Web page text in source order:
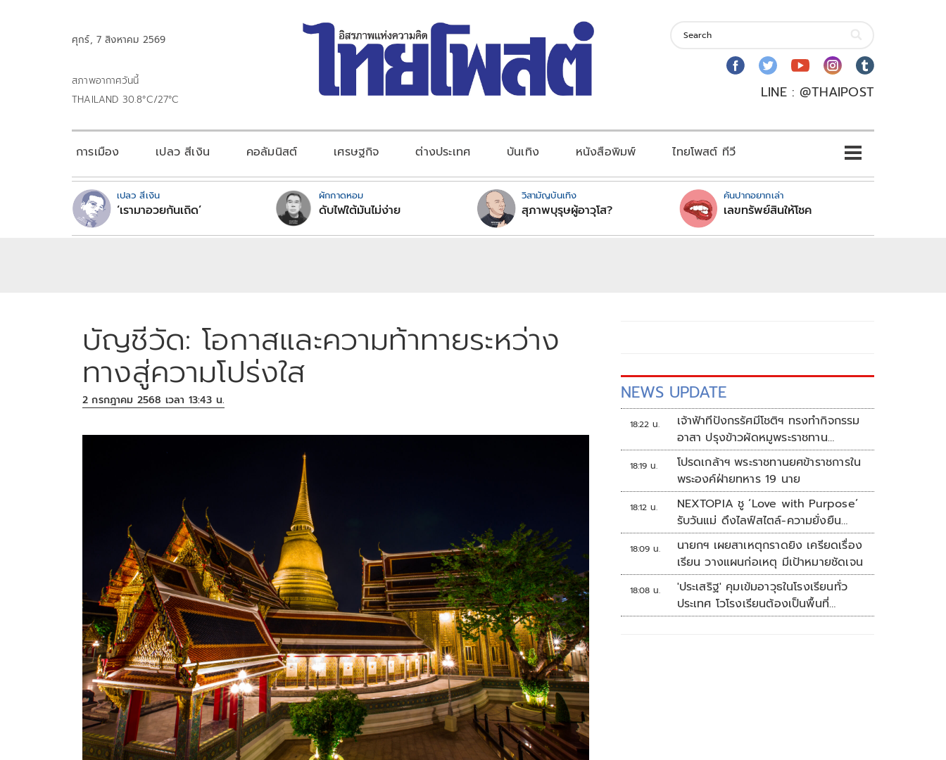
ศุกร์, 7 สิงหาคม 2569
สภาพอากาศวันนี้
THAILAND 30.8°C/27°C
LINE : @THAIPOST
การเมือง เปลว สีเงิน คอลัมนิสต์ เศรษฐกิจ ต่างประเทศ บันเทิง หนังสือพิมพ์ ไทยโพสต์ ทีวี
เปลว สีเงิน
‘เรามาอวยกันเถิด’
ผักกาดหอม
ดับไฟใต้มันไม่ง่าย
วิสามัญบันเทิง
สุภาพบุรุษผู้อาวุโส?
คันปากอยากเล่า
เลขทรัพย์สินให้โชค
บัญชีวัด: โอกาสและความท้าทายระหว่าง
ทางสู่ความโปร่งใส
2 กรกฎาคม 2568 เวลา 13:43 น. NEWS UPDATE
18:22 น.
เจ้าฟ้าทีปังกรรัศมีโชติฯ ทรงทำกิจกรรม
อาสา ปรุงข้าวผัดหมูพระราชทาน
ประชาชน
18:19 น.
โปรดเกล้าฯ พระราชทานยศข้าราชการใน
พระองค์ฝ่ายทหาร 19 นาย
18:12 น.
NEXTOPIA ชู ‘Love with Purpose’
รับวันแม่ ดึงไลฟ์สไตล์-ความยั่งยืน
สร้างประสบการณ์ช้อปปิงมีความหมาย
18:09 น.
นายกฯ เผยสาเหตุกราดยิง เครียดเรื่อง
เรียน วางแผนก่อเหตุ มีเป้าหมายชัดเจน
18:08 น.
'ประเสริฐ' คุมเข้มอาวุธในโรงเรียนทั่ว
ประเทศ โวโรงเรียนต้องเป็นพื้นที่
ปลอดภัย